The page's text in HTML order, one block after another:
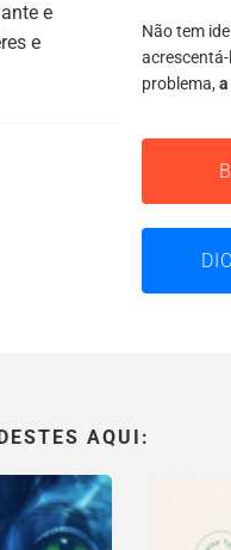
e
e
Não tem
problema,
AQUI: